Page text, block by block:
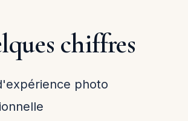
chiffres
photo